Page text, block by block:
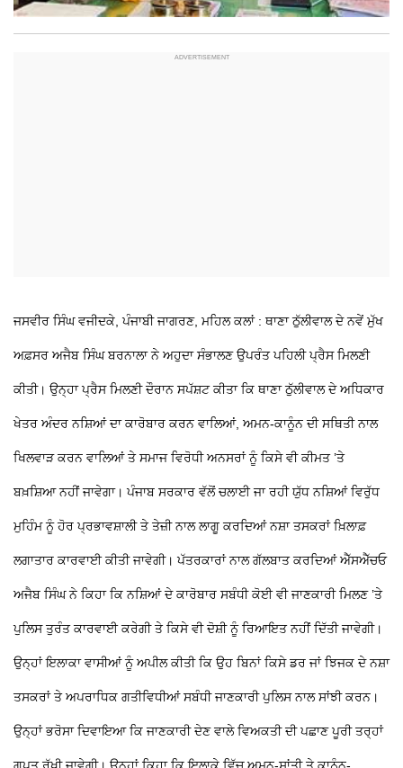
ਜਸਵੀਰ ਸਿੰਘ ਵਜੀਦਕੇ, ਪੰਜਾਬੀ ਜਾਗਰਣ, ਮਹਿਲ ਕਲਾਂ : ਥਾਣਾ ਠੁੱਲੀਵਾਲ ਦੇ ਨਵੇਂ ਮੁੱਖ
ਅਫ਼ਸਰ ਅਜੈਬ ਸਿੰਘ ਬਰਨਾਲਾ ਨੇ ਅਹੁਦਾ ਸੰਭਾਲਣ ਉਪਰੰਤ ਪਹਿਲੀ ਪ੍ਰੈਸ ਮਿਲਣੀ
ਕੀਤੀ। ਉਨ੍ਹਾ ਪ੍ਰੈਸ ਮਿਲਣੀ ਦੌਰਾਨ ਸਪੱਸ਼ਟ ਕੀਤਾ ਕਿ ਥਾਣਾ ਠੁੱਲੀਵਾਲ ਦੇ ਅਧਿਕਾਰ
ਖੇਤਰ ਅੰਦਰ ਨਸ਼ਿਆਂ ਦਾ ਕਾਰੋਬਾਰ ਕਰਨ ਵਾਲਿਆਂ, ਅਮਨ-ਕਾਨੂੰਨ ਦੀ ਸਥਿਤੀ ਨਾਲ
ਖਿਲਵਾੜ ਕਰਨ ਵਾਲਿਆਂ ਤੇ ਸਮਾਜ ਵਿਰੋਧੀ ਅਨਸਰਾਂ ਨੂੰ ਕਿਸੇ ਵੀ ਕੀਮਤ ’ਤੇ
ਬਖ਼ਸ਼ਿਆ ਨਹੀਂ ਜਾਵੇਗਾ। ਪੰਜਾਬ ਸਰਕਾਰ ਵੱਲੋਂ ਚਲਾਈ ਜਾ ਰਹੀਯੁੱਧ ਨਸ਼ਿਆਂ ਵਿਰੁੱਧ
ਮੁਹਿੰਮ ਨੂੰ ਹੋਰ ਪ੍ਰਭਾਵਸ਼ਾਲੀ ਤੇ ਤੇਜ਼ੀ ਨਾਲ ਲਾਗੂ ਕਰਦਿਆਂ ਨਸ਼ਾ ਤਸਕਰਾਂ ਖ਼ਿਲਾਫ਼
ਲਗਾਤਾਰ ਕਾਰਵਾਈ ਕੀਤੀ ਜਾਵੇਗੀ। ਪੱਤਰਕਾਰਾਂ ਨਾਲ ਗੱਲਬਾਤ ਕਰਦਿਆਂ ਐੱਸਐੱਚਓ
ਅਜੈਬ ਸਿੰਘ ਨੇ ਕਿਹਾ ਕਿ ਨਸ਼ਿਆਂ ਦੇ ਕਾਰੋਬਾਰ ਸਬੰਧੀ ਕੋਈ ਵੀ ਜਾਣਕਾਰੀ ਮਿਲਣ ’ਤੇ
ਪੁਲਿਸ ਤੁਰੰਤ ਕਾਰਵਾਈ ਕਰੇਗੀ ਤੇ ਕਿਸੇ ਵੀ ਦੋਸ਼ੀ ਨੂੰ ਰਿਆਇਤ ਨਹੀਂ ਦਿੱਤੀ ਜਾਵੇਗੀ।
ਉਨ੍ਹਾਂ ਇਲਾਕਾ ਵਾਸੀਆਂ ਨੂੰ ਅਪੀਲ ਕੀਤੀ ਕਿ ਉਹ ਬਿਨਾਂ ਕਿਸੇ ਡਰ ਜਾਂ ਝਿਜਕ ਦੇ ਨਸ਼ਾ
ਤਸਕਰਾਂ ਤੇ ਅਪਰਾਧਿਕ ਗਤੀਵਿਧੀਆਂ ਸਬੰਧੀ ਜਾਣਕਾਰੀ ਪੁਲਿਸ ਨਾਲ ਸਾਂਝੀ ਕਰਨ।
ਉਨ੍ਹਾਂ ਭਰੋਸਾ ਦਿਵਾਇਆ ਕਿ ਜਾਣਕਾਰੀ ਦੇਣ ਵਾਲੇ ਵਿਅਕਤੀ ਦੀ ਪਛਾਣ ਪੂਰੀ ਤਰ੍ਹਾਂ